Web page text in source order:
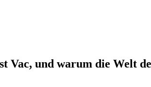
Vac, und warum die Welt